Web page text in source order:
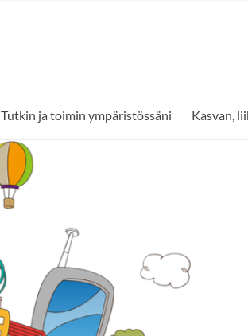
Tutkin ja toimin ympäristössäni Kasvan,